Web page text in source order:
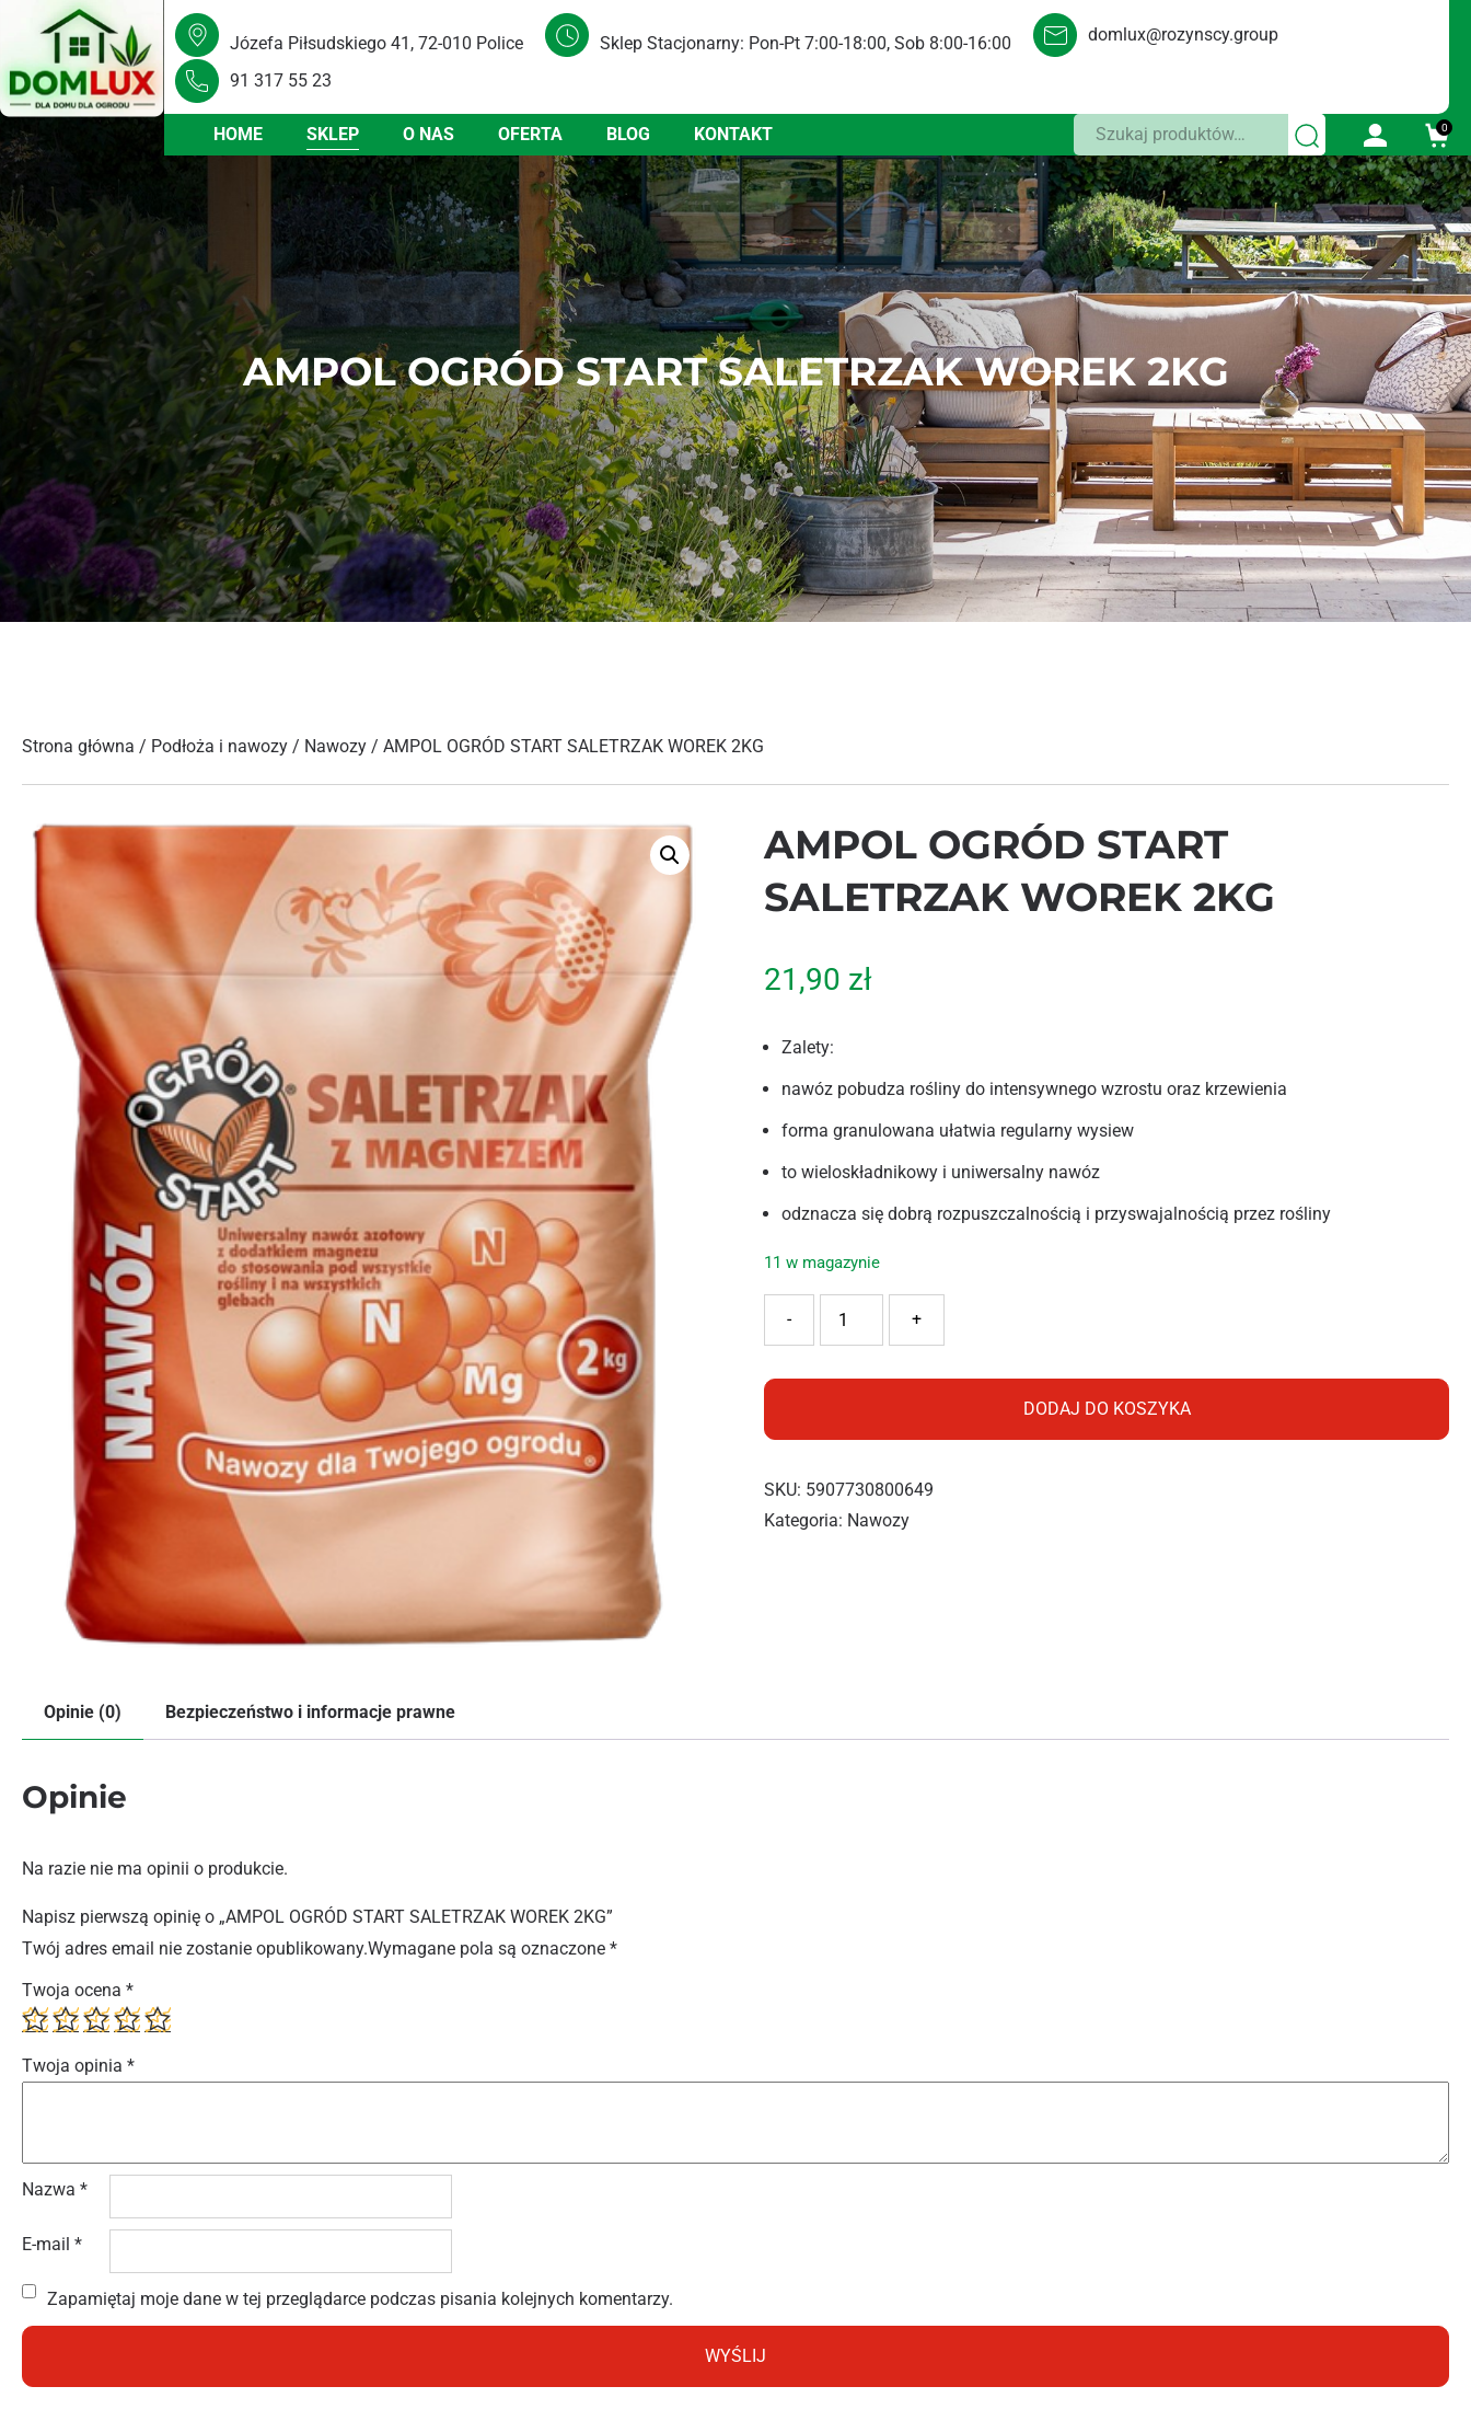
Józefa Piłsudskiego 41, 72-010 Police Sklep Stacjonarny: Pon-Pt 7:00-18:00, Sob 8:00-16:00 domlux@rozynscy.group
91 317 55 23
HOME SKLEP O NAS OFERTA BLOG KONTAKT Szukaj: 0
AMPOL OGRÓD START SALETRZAK WOREK 2KG
Strona główna / Podłoża i nawozy / Nawozy / AMPOL OGRÓD START SALETRZAK WOREK 2KG
AMPOL OGRÓD START
SALETRZAK WOREK 2KG
21,90 zł
Zalety:
nawóz pobudza rośliny do intensywnego wzrostu oraz krzewienia
forma granulowana ułatwia regularny wysiew
to wieloskładnikowy i uniwersalny nawóz
odznacza się dobrą rozpuszczalnością i przyswajalnością przez rośliny
11 w magazynie
+
-
DODAJ DO KOSZYKA
SKU: 5907730800649
Kategoria: Nawozy
Opinie (0) Bezpieczeństwo i informacje prawne
Opinie
Na razie nie ma opinii o produkcie.
Napisz pierwszą opinię o „AMPOL OGRÓD START SALETRZAK WOREK 2KG”
Twój adres email nie zostanie opublikowany.Wymagane pola są oznaczone *
Twoja ocena *
Twoja opinia *
Nazwa *
E-mail *
Zapamiętaj moje dane w tej przeglądarce podczas pisania kolejnych komentarzy.